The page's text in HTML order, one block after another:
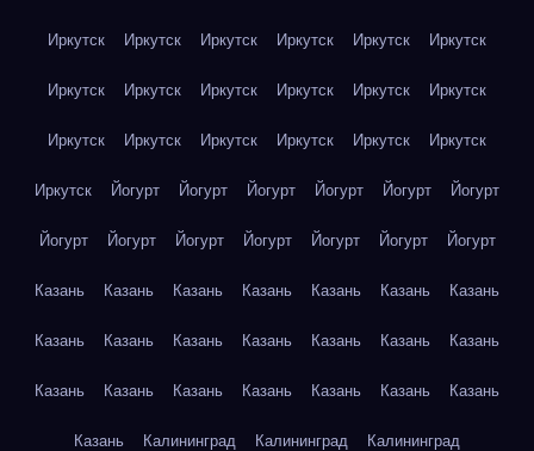
Иркутск Иркутск Иркутск Иркутск Иркутск Иркутск
Иркутск Иркутск Иркутск Иркутск Иркутск Иркутск
Иркутск Иркутск Иркутск Иркутск Иркутск Иркутск
Иркутск Йогурт Йогурт Йогурт Йогурт Йогурт Йогурт
Йогурт Йогурт Йогурт Йогурт Йогурт Йогурт Йогурт
Казань Казань Казань Казань Казань Казань Казань
Казань Казань Казань Казань Казань Казань Казань
Казань Казань Казань Казань Казань Казань Казань
Казань Калининград Калининград Калининград